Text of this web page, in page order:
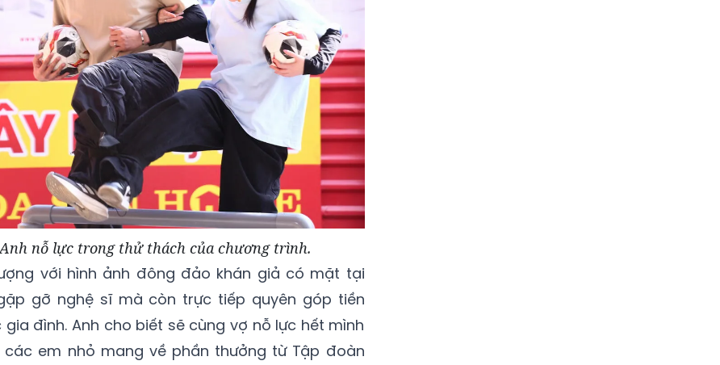
nỗ lực trong thử thách của chương trình.
với hình ảnh đông đảo khán giả có mặt tại
gỡ nghệ sĩ mà còn trực tiếp quyên góp tiền
đình. Anh cho biết sẽ cùng vợ nỗ lực hết mình
em nhỏ mang về phần thưởng từ Tập đoàn